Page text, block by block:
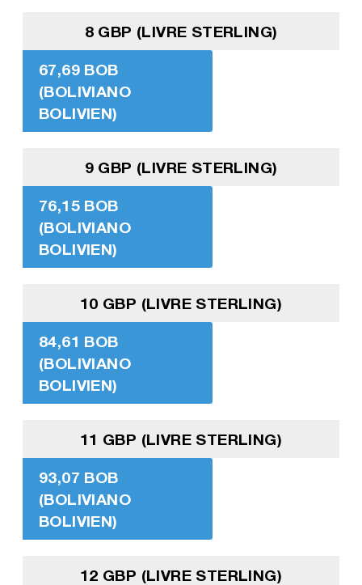
8 GBP (LIVRE STERLING)
67,69 BOB
(BOLIVIANO
BOLIVIEN)
9 GBP (LIVRE STERLING)
76,15 BOB
(BOLIVIANO
BOLIVIEN)
10 GBP (LIVRE STERLING)
84,61 BOB
(BOLIVIANO
BOLIVIEN)
11 GBP (LIVRE STERLING)
93,07 BOB
(BOLIVIANO
BOLIVIEN)
12 GBP (LIVRE STERLING)